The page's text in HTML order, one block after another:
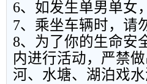
6、如发生单男单女
7、乘坐车辆时，请
8、为了你的生命安
内进行活动，严禁
河、水塘、湖泊戏